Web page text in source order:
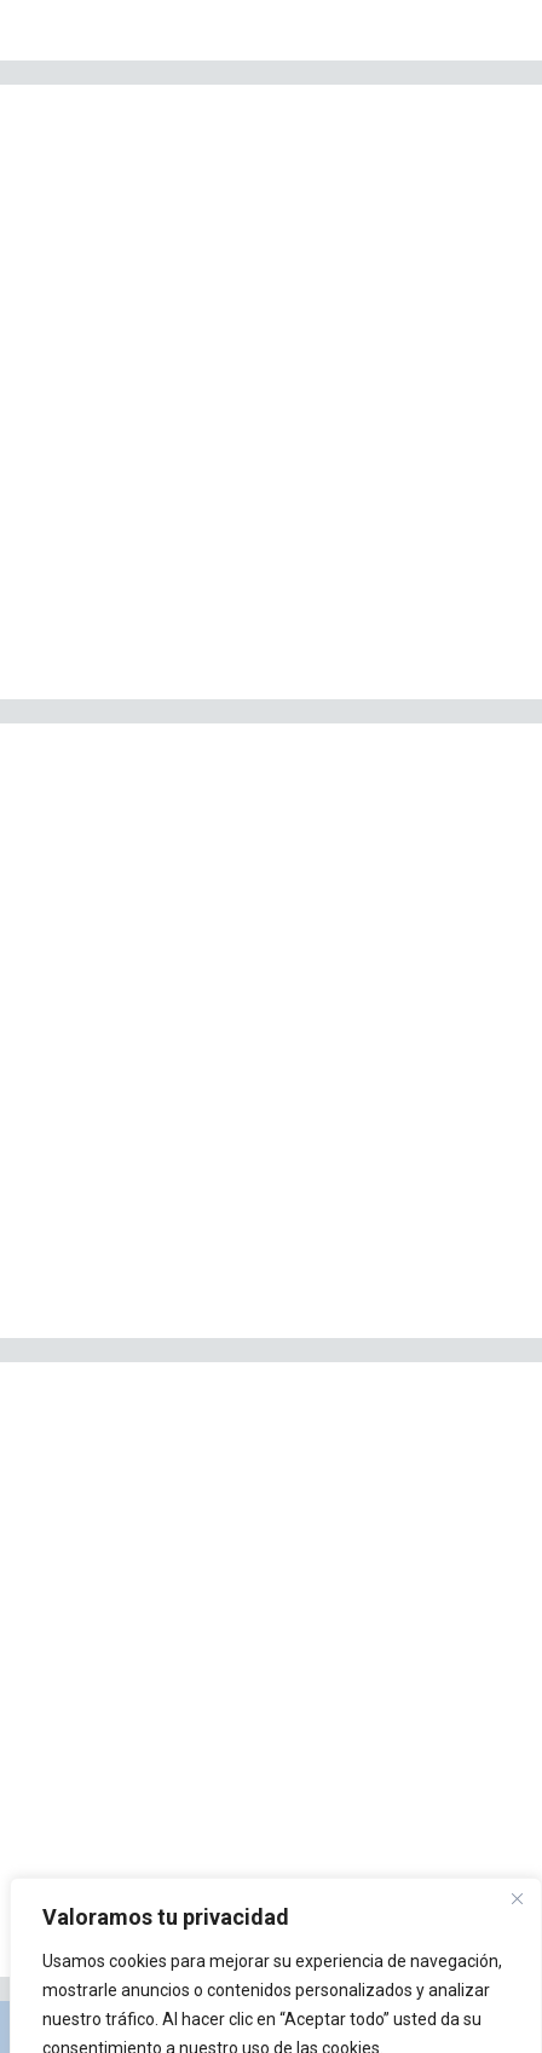
Valoramos tu privacidad
Usamos cookies para mejorar su experiencia de navegación,
mostrarle anuncios o contenidos personalizados y analizar
nuestro tráfico. Al hacer clic en “Aceptar todo” usted da su
consentimiento a nuestro uso de las cookies.
Privacidad y Política de Cookies Portal de